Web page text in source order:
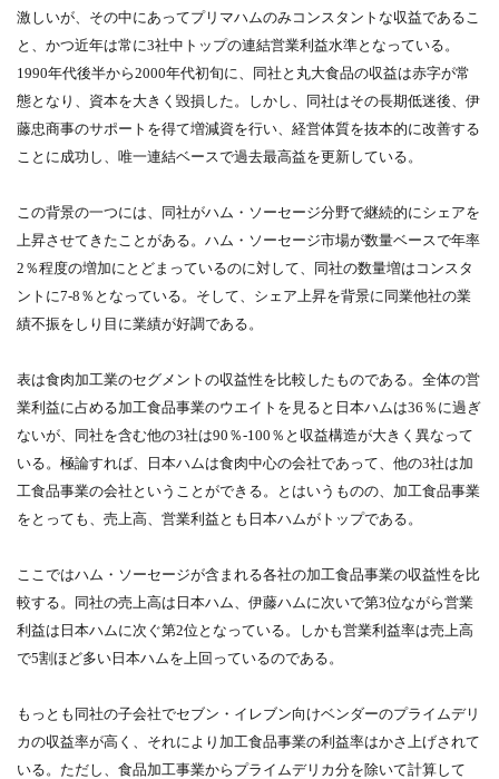
激しいが、その中にあってプリマハムのみコンスタントな収益であるこ
と、かつ近年は常に3社中トップの連結営業利益水準となっている。
1990年代後半から2000年代初旬に、同社と丸大食品の収益は赤字が常
態となり、資本を大きく毀損した。しかし、同社はその長期低迷後、伊
藤忠商事のサポートを得て増減資を行い、経営体質を抜本的に改善する
ことに成功し、唯一連結ベースで過去最高益を更新している。
この背景の一つには、同社がハム・ソーセージ分野で継続的にシェアを
上昇させてきたことがある。ハム・ソーセージ市場が数量ベースで年率
2％程度の増加にとどまっているのに対して、同社の数量増はコンスタ
ントに7-8％となっている。そして、シェア上昇を背景に同業他社の業
績不振をしり目に業績が好調である。
表は食肉加工業のセグメントの収益性を比較したものである。全体の営
業利益に占める加工食品事業のウエイトを見ると日本ハムは36％に過ぎ
ないが、同社を含む他の3社は90％-100％と収益構造が大きく異なって
いる。極論すれば、日本ハムは食肉中心の会社であって、他の3社は加
工食品事業の会社ということができる。とはいうものの、加工食品事業
をとっても、売上高、営業利益とも日本ハムがトップである。
ここではハム・ソーセージが含まれる各社の加工食品事業の収益性を比
較する。同社の売上高は日本ハム、伊藤ハムに次いで第3位ながら営業
利益は日本ハムに次ぐ第2位となっている。しかも営業利益率は売上高
で5割ほど多い日本ハムを上回っているのである。
もっとも同社の子会社でセブン・イレブン向けベンダーのプライムデリ
カの収益率が高く、それにより加工食品事業の利益率はかさ上げされて
いる。ただし、食品加工事業からプライムデリカ分を除いて計算して